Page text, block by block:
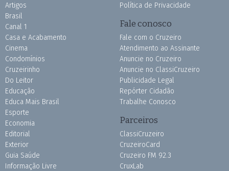
Artigos
Brasil
Canal 1
Casa e Acabamento
Cinema
Condomínios
Cruzeirinho
Do Leitor
Educação
Educa Mais Brasil
Esporte
Economia
Editorial
Exterior
Guia Saúde
Informação Livre
Política de Privacidade
Fale conosco
Fale com o Cruzeiro
Atendimento ao Assinante
Anuncie no Cruzeiro
Anuncie no ClassiCruzeiro
Publicidade Legal
Repórter Cidadão
Trabalhe Conosco
Parceiros
ClassiCruzeiro
CruzeiroCard
Cruzeiro FM 92.3
CruxLab